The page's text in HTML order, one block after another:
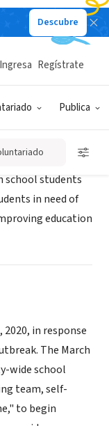
Descubre
Publica
Ingresa Regístrate
school students
in need of
education
in response
The March
wide school
team, self-
to begin